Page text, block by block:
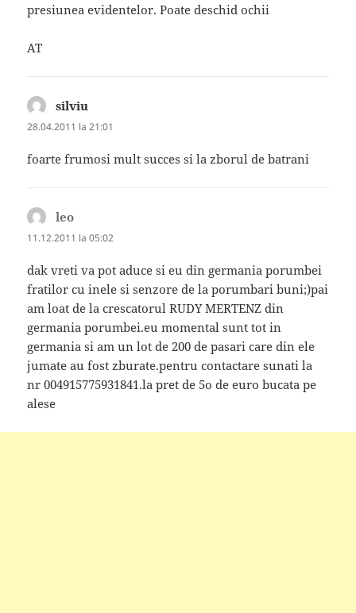
presiunea evidentelor. Poate deschid ochii
AT
silviu
28.04.2011 la 21:01
foarte frumosi mult succes si la zborul de batrani
leo
11.12.2011 la 05:02
dak vreti va pot aduce si eu din germania porumbei
fratilor cu inele si senzore de la porumbari buni;)pai
am loat de la crescatorul RUDY MERTENZ din
germania porumbei.eu momental sunt tot in
germania si am un lot de 200 de pasari care din ele
jumate au fost zburate.pentru contactare sunati la
nr 004915775931841.la pret de 5o de euro bucata pe
alese